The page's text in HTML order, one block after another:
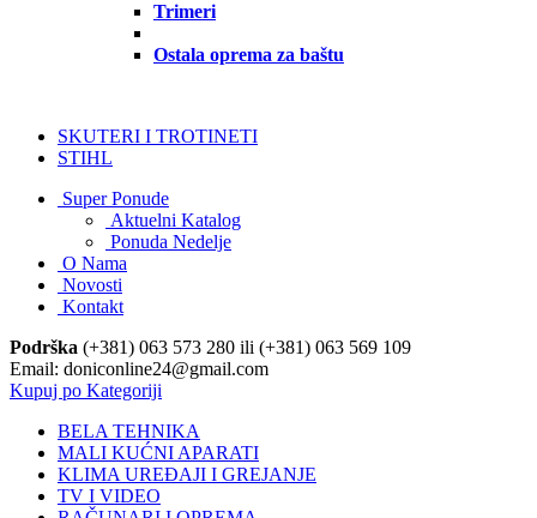
Trimeri
Ostala oprema za baštu
SKUTERI I TROTINETI
STIHL
Super Ponude
Aktuelni Katalog
Ponuda Nedelje
O Nama
Novosti
Kontakt
Podrška (+381) 063 573 280 ili (+381) 063 569 109
Email: doniconline24@gmail.com
Kupuj po Kategoriji
BELA TEHNIKA
MALI KUĆNI APARATI
KLIMA UREĐAJI I GREJANJE
TV I VIDEO